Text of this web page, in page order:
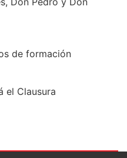
de formación
el Clausura